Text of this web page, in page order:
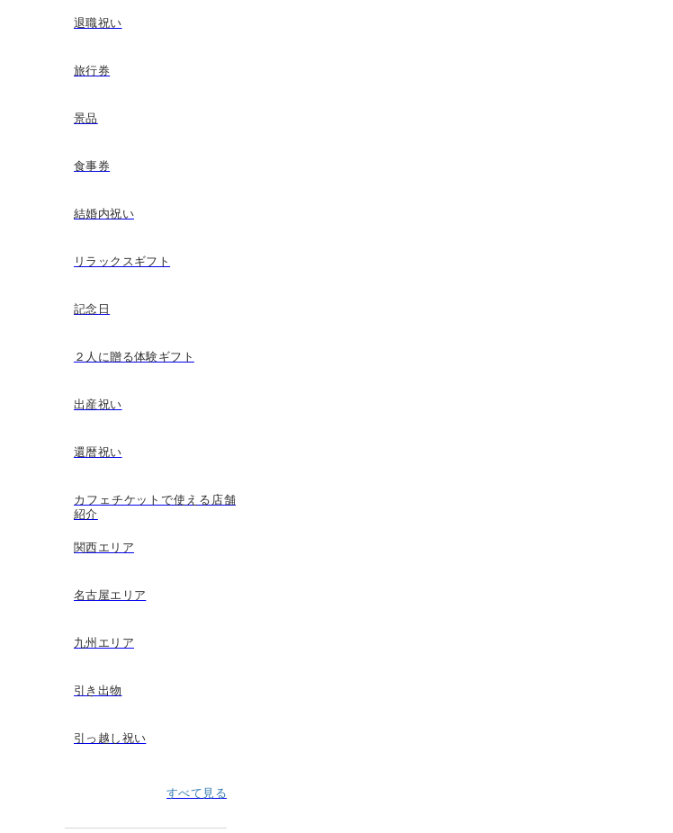
退職祝い
旅行券
景品
食事券
結婚内祝い
リラックスギフト
記念日
２人に贈る体験ギフト
出産祝い
還暦祝い
カフェチケットで使える店舗
紹介
関西エリア
名古屋エリア
九州エリア
引き出物
引っ越し祝い
すべて見る